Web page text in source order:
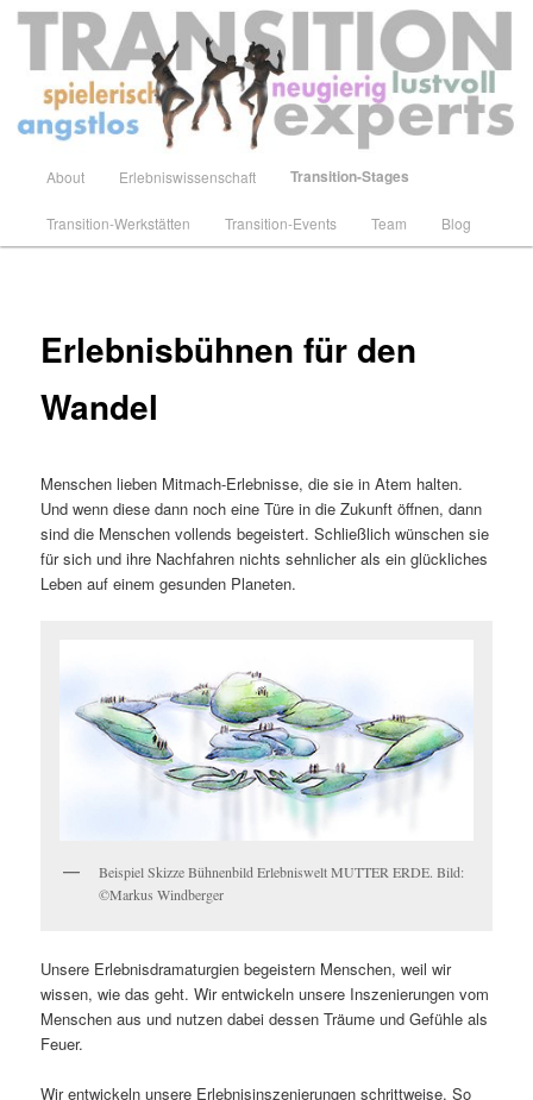
Zum
springenTransition-Experts
About Erlebniswissenschaft Transition-Stages
Transition-Werkstätten Transition-Events Team Blog
Erlebnisbühnen für den
Wandel
Menschen lieben Mitmach-Erlebnisse, die sie in Atem halten.
Und wenn diese dann noch eine Türe in die Zukunft öffnen, dann
sind die Menschen vollends begeistert. Schließlich wünschen sie
für sich und ihre Nachfahren nichts sehnlicher als ein glückliches
Leben auf einem gesunden Planeten.
Beispiel Skizze Bühnenbild Erlebniswelt MUTTER ERDE. Bild:
©Markus Windberger
Unsere Erlebnisdramaturgien begeistern Menschen, weil wir
wissen, wie das geht. Wir entwickeln unsere Inszenierungen vom
Menschen aus und nutzen dabei dessen Träume und Gefühle als
Feuer.
Wir entwickeln unsere Erlebnisinszenierungen schrittweise. So